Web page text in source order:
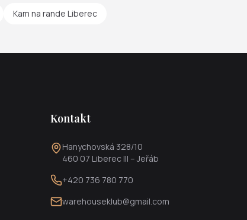
Kam na rande Liberec
Kontakt
Hanychovská 328/10
460 07 Liberec III – Jeřáb
+420 736 780 770
warehouseklub@gmail.com